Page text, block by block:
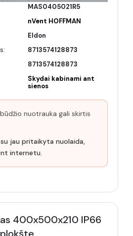
MAS0405021R5
nVent HOFFMAN
Eldon
8713574128873
8713574128873
Skydai kabinami ant
sienos
nuotrauka gali skirtis
jau pritaikyta nuolaida,
internetu.
400x500x210 IP66